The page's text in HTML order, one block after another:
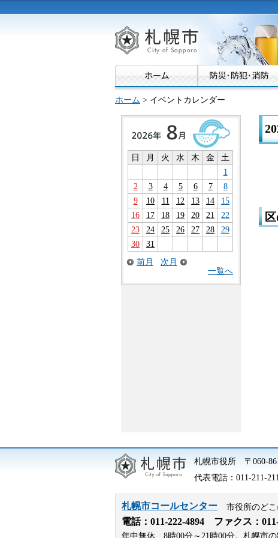
札幌市
ホーム > イベントカレンダー
日 月 火 水 木 金
土
1
2
3 4 5 6 7
8
9
10 11 12 13 14
15
16
17 18 19 20 21
22
23
24 25 26 27 28
29
30
31
前月
次月
一覧へ
札幌市役所 〒060-
代表電話： 011-211-
札幌市コールセンター 市役所のど
電話： 011-222-4894 ファクス：
年中無休、8時00分～21時00分。札幌市